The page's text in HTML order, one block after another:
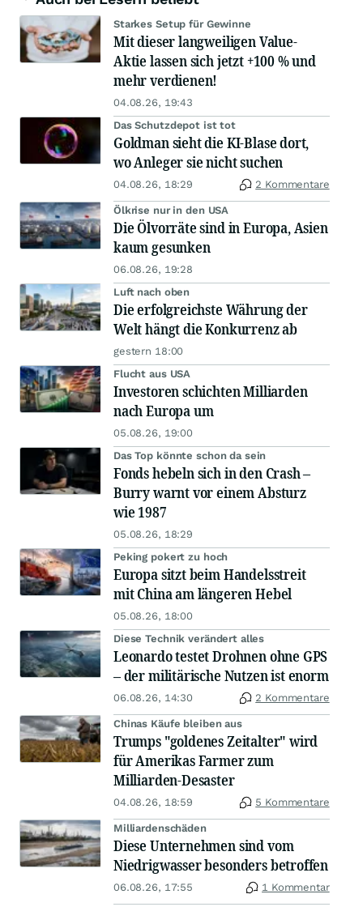
Starkes Setup für Gewinne
Mit dieser langweiligen Value-
Aktie lassen sich jetzt +100 % und
mehr verdienen!
04.08.26, 19:43
Das Schutzdepot ist tot
Goldman sieht die KI-Blase dort,
wo Anleger sie nicht suchen
04.08.26, 18:29 2 Kommentare
Ölkrise nur in den USA
Die Ölvorräte sind in Europa, Asien
kaum gesunken
06.08.26, 19:28
Luft nach oben
Die erfolgreichste Währung der
Welt hängt die Konkurrenz ab
gestern 18:00
Flucht aus USA
Investoren schichten Milliarden
nach Europa um
05.08.26, 19:00
Das Top könnte schon da sein
Fonds hebeln sich in den Crash –
Burry warnt vor einem Absturz
wie 1987
05.08.26, 18:29
Peking pokert zu hoch
Europa sitzt beim Handelsstreit
mit China am längeren Hebel
05.08.26, 18:00
Diese Technik verändert alles
Leonardo testet Drohnen ohne GPS
– der militärische Nutzen ist enorm
06.08.26, 14:30 2 Kommentare
Chinas Käufe bleiben aus
Trumps "goldenes Zeitalter" wird
für Amerikas Farmer zum
Milliarden-Desaster
04.08.26, 18:59 5 Kommentare
Milliardenschäden
Diese Unternehmen sind vom
Niedrigwasser besonders betroffen
06.08.26, 17:55 1 Kommentar